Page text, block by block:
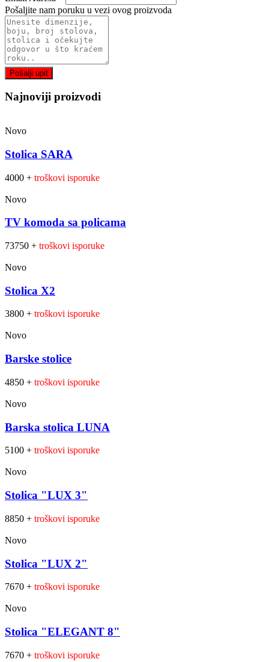
Pošaljite nam poruku u vezi ovog proizvoda
Pošalji upit
Najnoviji proizvodi
Novo
Stolica SARA
4000 + troškovi isporuke
Novo
TV komoda sa policama
73750 + troškovi isporuke
Novo
Stolica X2
3800 + troškovi isporuke
Novo
Barske stolice
4850 + troškovi isporuke
Novo
Barska stolica LUNA
5100 + troškovi isporuke
Novo
Stolica "LUX 3"
8850 + troškovi isporuke
Novo
Stolica "LUX 2"
7670 + troškovi isporuke
Novo
Stolica "ELEGANT 8"
7670 + troškovi isporuke